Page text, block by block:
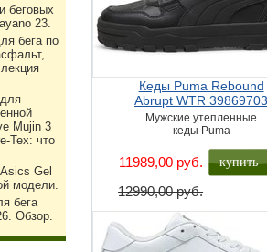
Кеды Puma Rebound
Abrupt WTR
Мужские утепленные
кеды Puma
11989,00 руб.
12990,00 руб.
купить
беговых
23.
бега по
Mujin 3
Tex: что
Gel
модели.
бега
Обзор.